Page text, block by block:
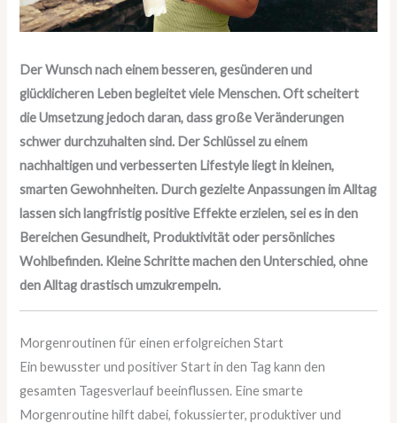
Der Wunsch nach einem besseren, gesünderen und
glücklicheren Leben begleitet viele Menschen. Oft scheitert
die Umsetzung jedoch daran, dass große Veränderungen
schwer durchzuhalten sind. Der Schlüssel zu einem
nachhaltigen und verbesserten Lifestyle liegt in kleinen,
smarten Gewohnheiten. Durch gezielte Anpassungen im Alltag
lassen sich langfristig positive Effekte erzielen, sei es in den
Bereichen Gesundheit, Produktivität oder persönliches
Wohlbefinden. Kleine Schritte machen den Unterschied, ohne
den Alltag drastisch umzukrempeln.
Morgenroutinen für einen erfolgreichen Start
Ein bewusster und positiver Start in den Tag kann den
gesamten Tagesverlauf beeinflussen. Eine smarte
Morgenroutine hilft dabei, fokussierter, produktiver und